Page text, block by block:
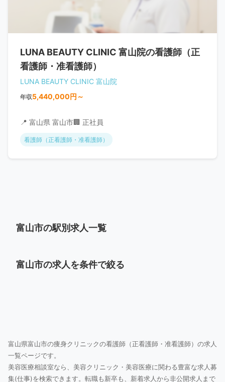
LUNA BEAUTY CLINIC 富山院の看護師（正
看護師・准看護師）
LUNA BEAUTY CLINIC 富山院
年収5,440,000円～
📍 富山県 富山市🏢 正社員
看護師（正看護師・准看護師）
富山市の駅別求人一覧
富山市の求人を条件で絞る
富山県富山市の痩身クリニックの看護師（正看護師・准看護師）の求人
一覧ページです。
美容医療相談室なら、美容クリニック・美容医療に関わる豊富な求人募
集(仕事)を検索できます。転職も新卒も、新着求人から非公開求人まで